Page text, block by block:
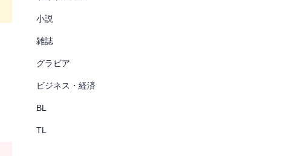
小説
雑誌
グラビア
ビジネス・経済
BL
TL